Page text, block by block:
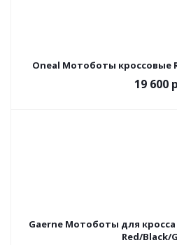
Oneal Мотоботы кроссовые
19 600
Gaerne Мотоботы для кросса
Red/Black/